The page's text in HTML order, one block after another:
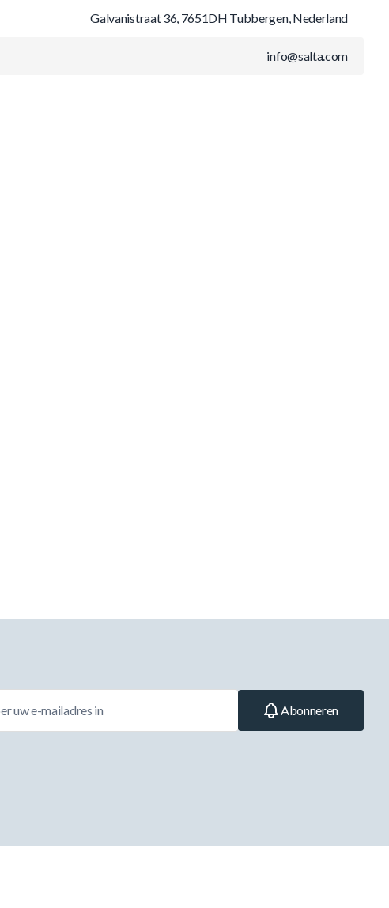
Galvanistraat 36, 7651DH Tubbergen, Nederland
info@salta.com
Abonneren